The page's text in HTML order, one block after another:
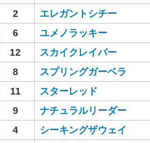
2 エレガントシチー
6 ユメノラッキー
12 スカイクレイバー
8 スプリングガーベラ
11 スターレッド
9 ナチュラルリーダー
4 シーキングザウェイ